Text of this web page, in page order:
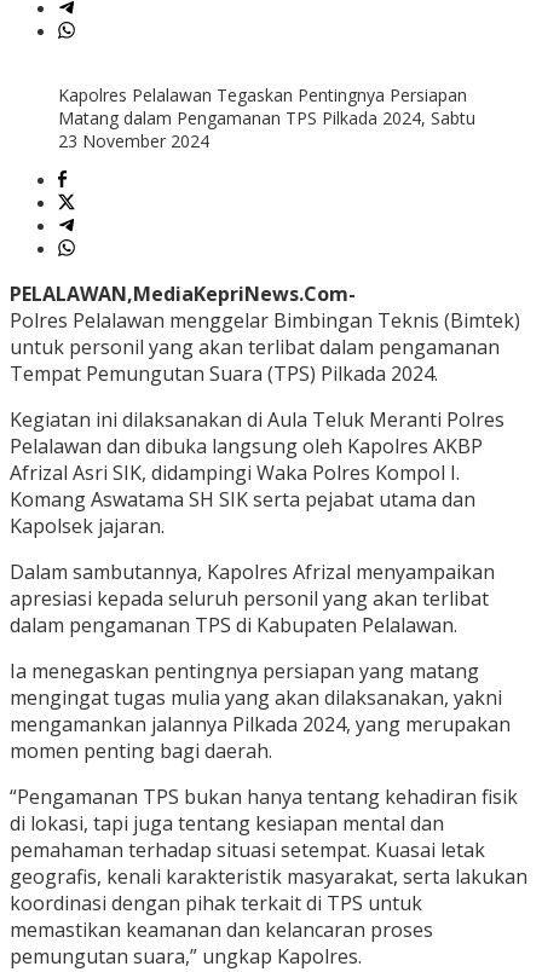
Kapolres Pelalawan Tegaskan Pentingnya Persiapan
Matang dalam Pengamanan TPS Pilkada 2024, Sabtu
23 November 2024
PELALAWAN,MediaKepriNews.Com-
Polres Pelalawan menggelar Bimbingan Teknis (Bimtek)
untuk personil yang akan terlibat dalam pengamanan
Tempat Pemungutan Suara (TPS) Pilkada 2024.
Kegiatan ini dilaksanakan di Aula Teluk Meranti Polres
Pelalawan dan dibuka langsung oleh Kapolres AKBP
Afrizal Asri SIK, didampingi Waka Polres Kompol I.
Komang Aswatama SH SIK serta pejabat utama dan
Kapolsek jajaran.
Dalam sambutannya, Kapolres Afrizal menyampaikan
apresiasi kepada seluruh personil yang akan terlibat
dalam pengamanan TPS di Kabupaten Pelalawan.
Ia menegaskan pentingnya persiapan yang matang
mengingat tugas mulia yang akan dilaksanakan, yakni
mengamankan jalannya Pilkada 2024, yang merupakan
momen penting bagi daerah.
“Pengamanan TPS bukan hanya tentang kehadiran fisik
di lokasi, tapi juga tentang kesiapan mental dan
pemahaman terhadap situasi setempat. Kuasai letak
geografis, kenali karakteristik masyarakat, serta lakukan
koordinasi dengan pihak terkait di TPS untuk
memastikan keamanan dan kelancaran proses
pemungutan suara,” ungkap Kapolres.